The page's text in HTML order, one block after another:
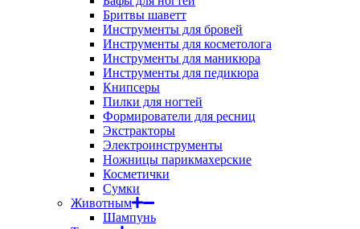
Бритвы шаветт
Инструменты для бровей
Инструменты для косметолога
Инструменты для маникюра
Инструменты для педикюра
Книпсеры
Пилки для ногтей
Формирователи для ресниц
Экстракторы
Электроинструменты
Ножницы парикмахерские
Косметички
Сумки
Животным
Шампунь